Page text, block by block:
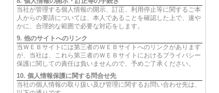
当社が管理する個人情報の開示、訂正、利用停止等に関するご本
人からの要請については、本人であることを確認した上で、速や
かに、合理的な範囲で必要な対応をします。
9. 他のサイトへのリンク
当ＷＥＢサイトには第三者のＷＥＢサイトへのリンクがあります
が、当社は、これら第三者のＷＥＢサイトにおけるプライバシー
保護に関しての責任は負いませんので、予めご了承ください。
10. 個人情報保護に関する問合せ先
当社の個人情報の取り扱い及び管理に関するお問い合わせ先は、